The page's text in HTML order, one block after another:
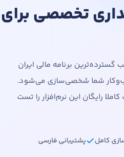
تخصصی برای
برنامه مالی ایران
شما شخصی‌سازی می‌شود.
رایگان این نرم‌افزار را تست
کامل پشتیبانی فارسی